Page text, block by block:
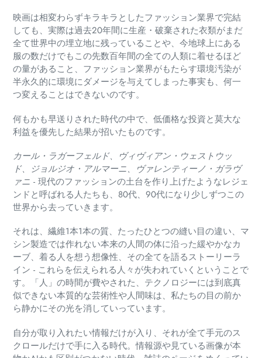
映画は相変わらずキラキラとしたファッション業界で完結
しても、実際は過去20年間に生産・破棄された衣類がまだ
全て世界中の埋立地に残っていることや、今地球上にある
服の数だけでもこの先数百年間の全ての人類に着せるほど
の量があること、ファッション業界がもたらす環境汚染が
半永久的に環境にダメージを与えてしまった事実も、何一
つ変えることはできないのです。
何もかも早送りされた時代の中で、低価格な投資と莫大な
利益を優先した結果が招いたものです。
カール・ラガーフェルド、ヴィヴィアン・ウェストウッ
ド、ジョルジオ・アルマーニ、ヴァレンティーノ・ガラヴ
ァニ - 現代のファッションの土台を作り上げたようなレジェ
ンドと呼ばれる人たちも、80代、90代になり少しずつこの
世界から去っていきます。
それは、繊維1本1本の質、たったひとつの縫い目の違い、マ
シン製造では作れない本来の人間の体に沿った緩やかなカ
ーブ、着る人を想う想像性、その全てを語るストーリーラ
イン - これらを伝えられる人々が失われていくということで
す。「人」の時間が費やされた、テクノロジーには到底真
似できない本質的な芸術性や人間味は、私たちの目の前か
ら静かにその光を消していっています。
自分が取り入れたい情報だけが入り、それが全て手元のス
クロールだけで手に入る時代。情報源や見ている画像が本